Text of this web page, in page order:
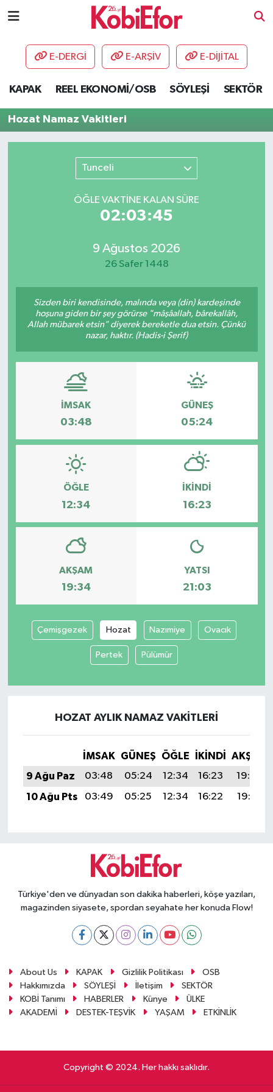
E-DERGİ E-ARŞİV E-DİJİTAL
KAPAK REEL EKONOMİ/OSB SÖYLEŞİ SEKTÖR
Hozat Namaz Vakitleri
Tunceli
ÖĞLE VAKTİNE KALAN SÜRE
02:03:45
9 Ağustos 2026
26 Safer 1448
Sizden biri kendisinde, malında veya (din) kardeşinde
hoşuna giden bir şey görürse "mâşâallah, bârekallâh,
Allah mübarek etsin" diyerek bereketle dua etsin. Çünkü
nazar, haktır. (Hadis-i Şerif)
İMSAK
03:48
GÜNEŞ
05:24
ÖĞLE
12:34
İKINDI
16:23
AKŞAM
19:34
YATSI
21:03
Çemişgezek Hozat Nazımiye Ovacık
Pertek Pülümür
HOZAT AYLIK NAMAZ VAKITLERI
İMSAK GÜNEŞ ÖĞLE İKINDI
AKŞAM
9 Ağu Paz
03:48 05:24 12:34 16:23
19:34
10 Ağu Pts
03:49 05:25 12:34 16:22 19:33
Türkiye'den ve dünyadan son dakika haberleri, köşe yazıları,
magazinden siyasete, spordan seyahate her konuda Flow!
About Us KAPAK Gizlilik Politikası
OSB
Hakkımızda
SÖYLEŞİ İletişim
SEKTÖR
KOBİ Tanımı
HABERLER Künye
ÜLKE
AKADEMİ
DESTEK-TEŞVİK YAŞAM ETKİNLİK
Copyright © 2024. Her hakkı saklıdır.
AKADEMİ
DESTEK-TEŞVİK
HABERLER
ŞİRKET PANO
YAŞAM